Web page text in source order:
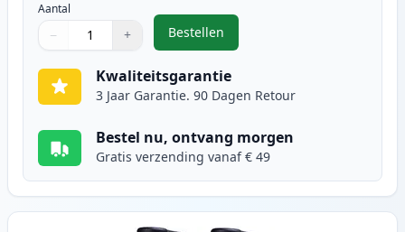
Aantal
Gebruik de knoppen om aan te passen
− +
1
Bestellen
,2 stuks Brother LC900BK zwart
Kwaliteitsgarantie
3 Jaar Garantie. 90 Dagen Retour
Bestel nu, ontvang morgen
Gratis verzending vanaf € 49